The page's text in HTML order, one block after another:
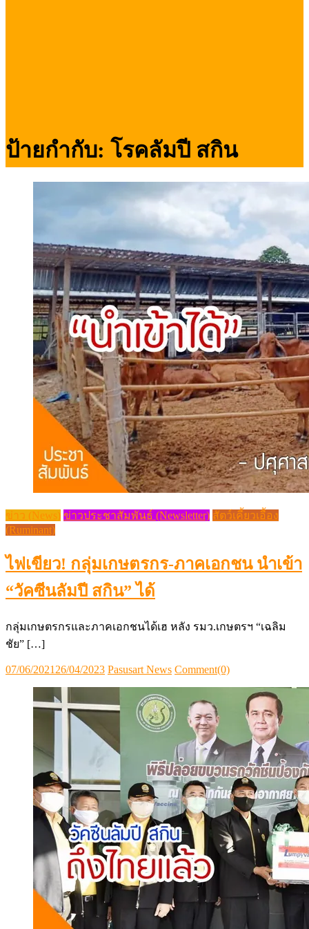
ป้ายกำกับ: โรคลัมปี สกิน
ข่าว (News) ข่าวประชาสัมพันธ์ (Newsletter) สัตว์เคี้ยวเอื้อง
(Ruminant)
ไฟเขียว! กลุ่มเกษตรกร-ภาคเอกชน นำเข้า
“วัคซีนลัมปี สกิน” ได้
กลุ่มเกษตรกรและภาคเอกชนได้เฮ หลัง รมว.เกษตรฯ “เฉลิม
ชัย” […]
Posted
07/06/2021 26/04/2023 Author
Pasusart News Comment(0)